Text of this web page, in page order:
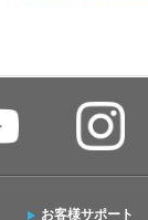
お客様サポート